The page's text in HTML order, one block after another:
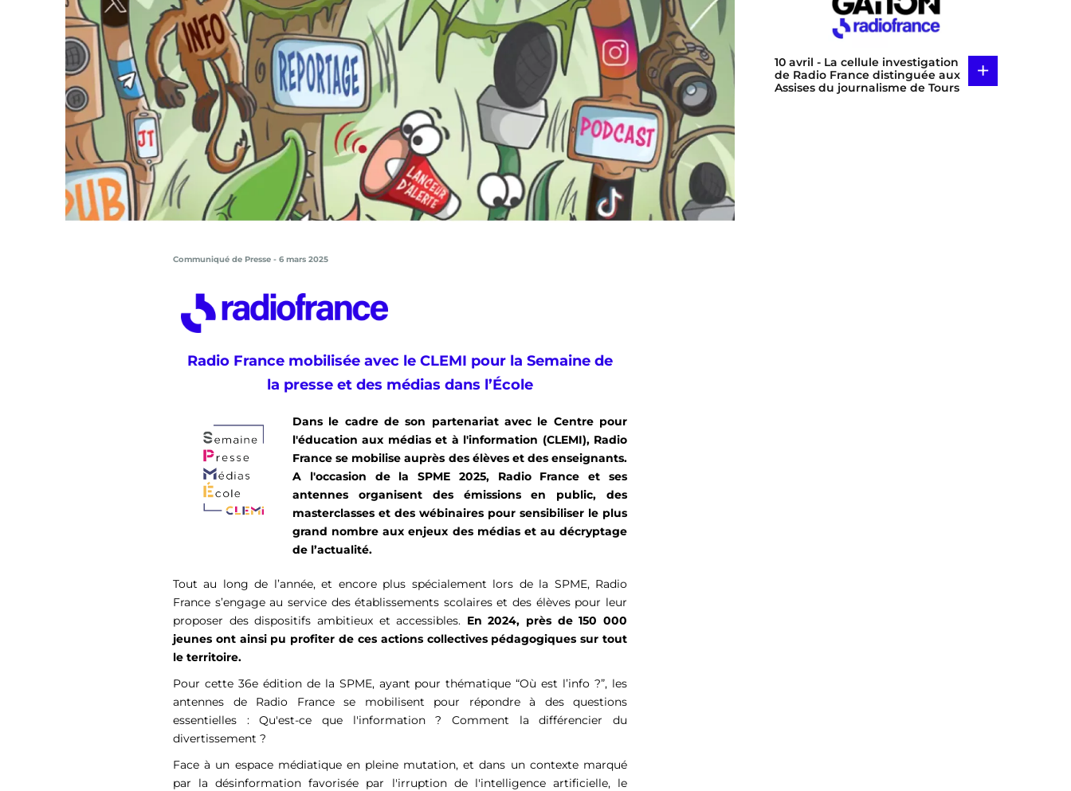
Communiqué de Presse - 6 mars 2025
Radio France mobilisée avec le CLEMI pour la Semaine de
la presse et des médias dans l’École
Dans le cadre de son partenariat avec le Centre pour
l'éducation aux médias et à l'information (CLEMI), Radio
France se mobilise auprès des élèves et des enseignants.
A l'occasion de la SPME 2025, Radio France et ses
antennes organisent des émissions en public, des
masterclasses et des wébinaires pour sensibiliser le plus
grand nombre aux enjeux des médias et au décryptage
de l’actualité.
Tout au long de l’année, et encore plus spécialement lors de la SPME, Radio
France s’engage au service des établissements scolaires et des élèves pour leur
proposer des dispositifs ambitieux et accessibles. En 2024, près de 150 000
jeunes ont ainsi pu profiter de ces actions collectives pédagogiques sur tout
le territoire.
Pour cette 36e édition de la SPME, ayant pour thématique “Où est l’info ?”, les
antennes de Radio France se mobilisent pour répondre à des questions
essentielles : Qu'est-ce que l'information ? Comment la différencier du
divertissement ?
Face à un espace médiatique en pleine mutation, et dans un contexte marqué
par la désinformation favorisée par l'irruption de l'intelligence artificielle, le
10 avril - La cellule investigation
de Radio France distinguée aux
Assises du journalisme de Tours
+